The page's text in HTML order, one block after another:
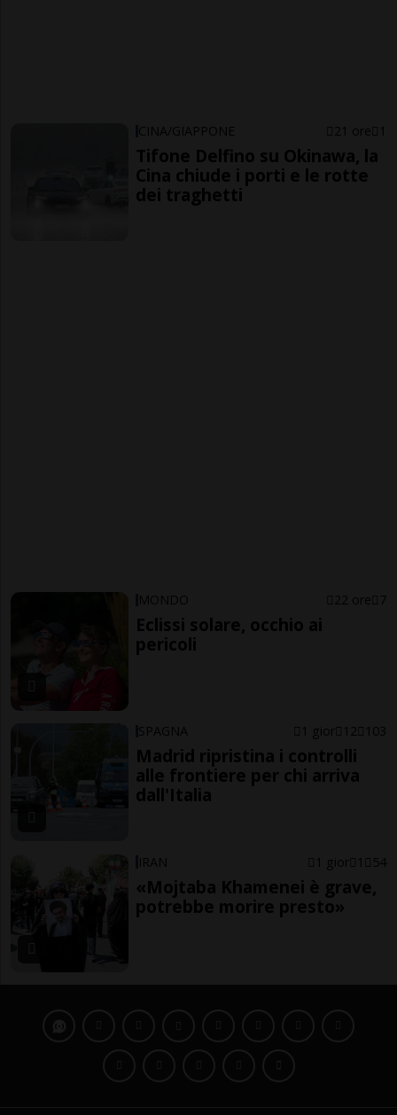
CINA/GIAPPONE 21 ore 1
Tifone Delfino su Okinawa, la
Cina chiude i porti e le rotte
dei traghetti
MONDO 22 ore 7
Eclissi solare, occhio ai
pericoli
SPAGNA 1 gior 12 103
Madrid ripristina i controlli
alle frontiere per chi arriva
dall'Italia
IRAN 1 gior 1 54
«Mojtaba Khamenei è grave,
potrebbe morire presto»